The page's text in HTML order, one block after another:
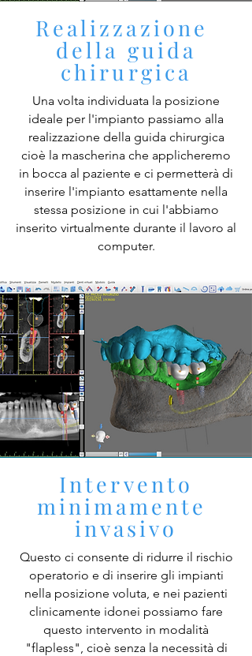
Realizzazione
della guida
chirurgica
Una volta individuata la posizione
ideale per l'impianto passiamo alla
realizzazione della guida chirurgica
cioè la mascherina che applicheremo
in bocca al paziente e ci permetterà di
inserire l'impianto esattamente nella
stessa posizione in cui l'abbiamo
inserito virtualmente durante il lavoro al
computer.
Intervento
minimamente
invasivo
Questo ci consente di ridurre il rischio
operatorio e di inserire gli impianti
nella posizione voluta, e nei pazienti
clinicamente idonei possiamo fare
questo intervento in modalità
"flapless", cioè senza la necessità di